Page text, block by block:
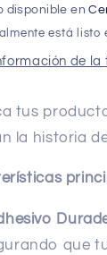
x
rollo)
disponible en
está listo
de la
tus
la historia
que